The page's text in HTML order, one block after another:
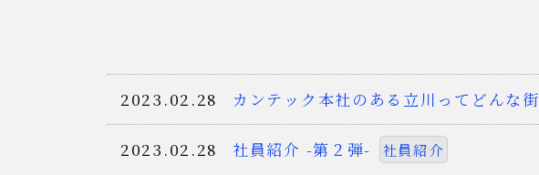
2023.02.28 カンテック本社のある立川ってどんな街
2023.02.28 社員紹介 -第２弾- 社員紹介